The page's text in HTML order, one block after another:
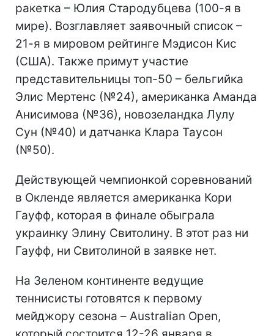
ракетка – Юлия Стародубцева (100-я в
мире). Возглавляет заявочный список –
21-я в мировом рейтинге Мэдисон Кис
(США). Также примут участие
представительницы топ-50 – бельгийка
Элис Мертенс (№24), американка Аманда
Анисимова (№36), новозеландка Лулу
Сун (№40) и датчанка Клара Таусон
(№50).
Действующей чемпионкой соревнований
в Окленде является американка Кори
Гауфф, которая в финале обыграла
украинку Элину Свитолину. В этот раз ни
Гауфф, ни Свитолиной в заявке нет.
На Зеленом континенте ведущие
теннисисты готовятся к первому
мейджору сезона – Australian Open,